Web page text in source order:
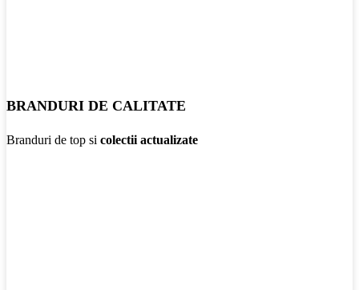
BRANDURI DE CALITATE
Branduri de top si colectii actualizate